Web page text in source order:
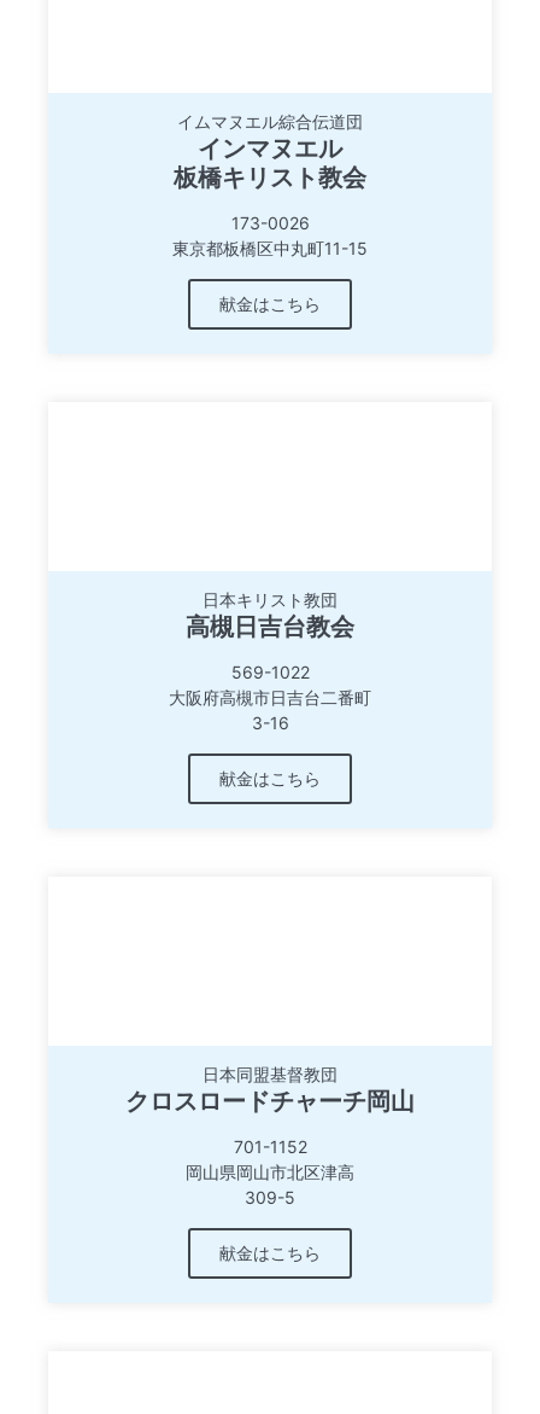
イムマヌエル綜合伝道団
インマヌエル
板橋キリスト教会
173-0026
東京都板橋区中丸町11-15
献金はこちら
日本キリスト教団
高槻日吉台教会
569-1022
大阪府高槻市日吉台二番町
3-16
献金はこちら
日本同盟基督教団
クロスロードチャーチ岡山
701-1152
岡山県岡山市北区津高
309-5
献金はこちら